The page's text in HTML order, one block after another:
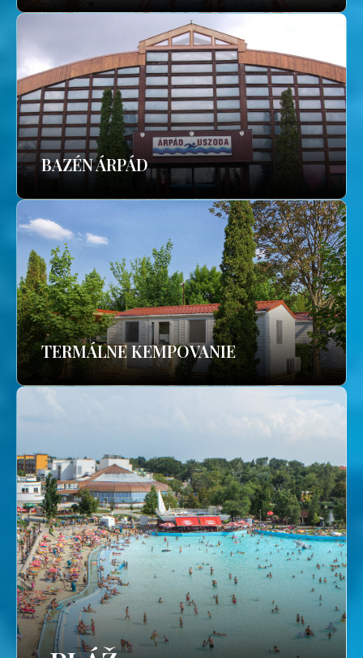
BAZÉN ÁRPÁD
TERMÁLNE KEMPOVANIE